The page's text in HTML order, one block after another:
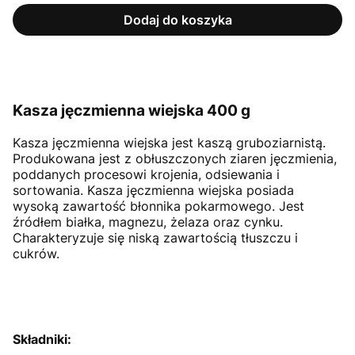
Dodaj do koszyka
Kasza jęczmienna wiejska 400 g
Kasza jęczmienna wiejska jest kaszą gruboziarnistą.
Produkowana jest z obłuszczonych ziaren jęczmienia,
poddanych procesowi krojenia, odsiewania i
sortowania. Kasza jęczmienna wiejska posiada
wysoką zawartość błonnika pokarmowego. Jest
źródłem białka, magnezu, żelaza oraz cynku.
Charakteryzuje się niską zawartością tłuszczu i
cukrów.
Składniki: